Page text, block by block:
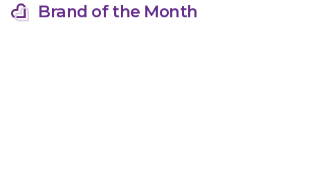
Brand of the Month